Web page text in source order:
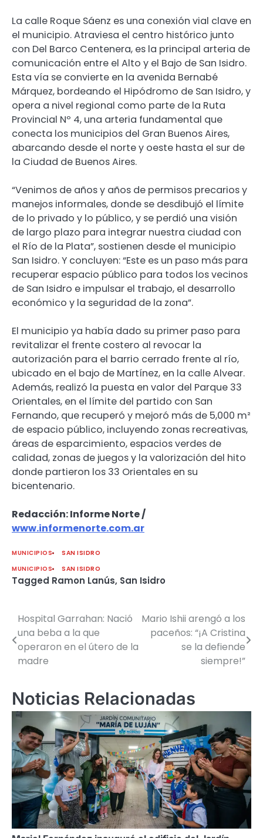
La calle Roque Sáenz es una conexión vial clave en
el municipio. Atraviesa el centro histórico junto
con Del Barco Centenera, es la principal arteria de
comunicación entre el Alto y el Bajo de San Isidro.
Esta vía se convierte en la avenida Bernabé
Márquez, bordeando el Hipódromo de San Isidro, y
opera a nivel regional como parte de la Ruta
Provincial Nº 4, una arteria fundamental que
conecta los municipios del Gran Buenos Aires,
abarcando desde el norte y oeste hasta el sur de
la Ciudad de Buenos Aires.
“Venimos de años y años de permisos precarios y
manejos informales, donde se desdibujó el límite
de lo privado y lo público, y se perdió una visión
de largo plazo para integrar nuestra ciudad con
el Río de la Plata”, sostienen desde el municipio
San Isidro. Y concluyen: “Este es un paso más para
recuperar espacio público para todos los vecinos
de San Isidro e impulsar el trabajo, el desarrollo
económico y la seguridad de la zona”.
El municipio ya había dado su primer paso para
revitalizar el frente costero al revocar la
autorización para el barrio cerrado frente al río,
ubicado en el bajo de Martínez, en la calle Alvear.
Además, realizó la puesta en valor del Parque 33
Orientales, en el límite del partido con San
Fernando, que recuperó y mejoró más de 5,000 m²
de espacio público, incluyendo zonas recreativas,
áreas de esparcimiento, espacios verdes de
calidad, zonas de juegos y la valorización del hito
donde partieron los 33 Orientales en su
bicentenario.
Redacción: Informe Norte /
www.informenorte.com.ar
MUNICIPIOS
SAN ISIDRO
MUNICIPIOS
SAN ISIDRO
Tagged Ramon Lanús, San Isidro
Navegación
de
entradas
Hospital Garrahan: Nació
una beba a la que
operaron en el útero de la
madre
Mario Ishii arengó a los
paceños: “¡A Cristina
se la defiende
siempre!”
Noticias Relacionadas